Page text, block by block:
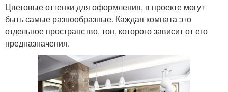
Цветовые оттенки для оформления, в проекте могут
быть самые разнообразные. Каждая комната это
отдельное пространство, тон, которого зависит от его
предназначения.